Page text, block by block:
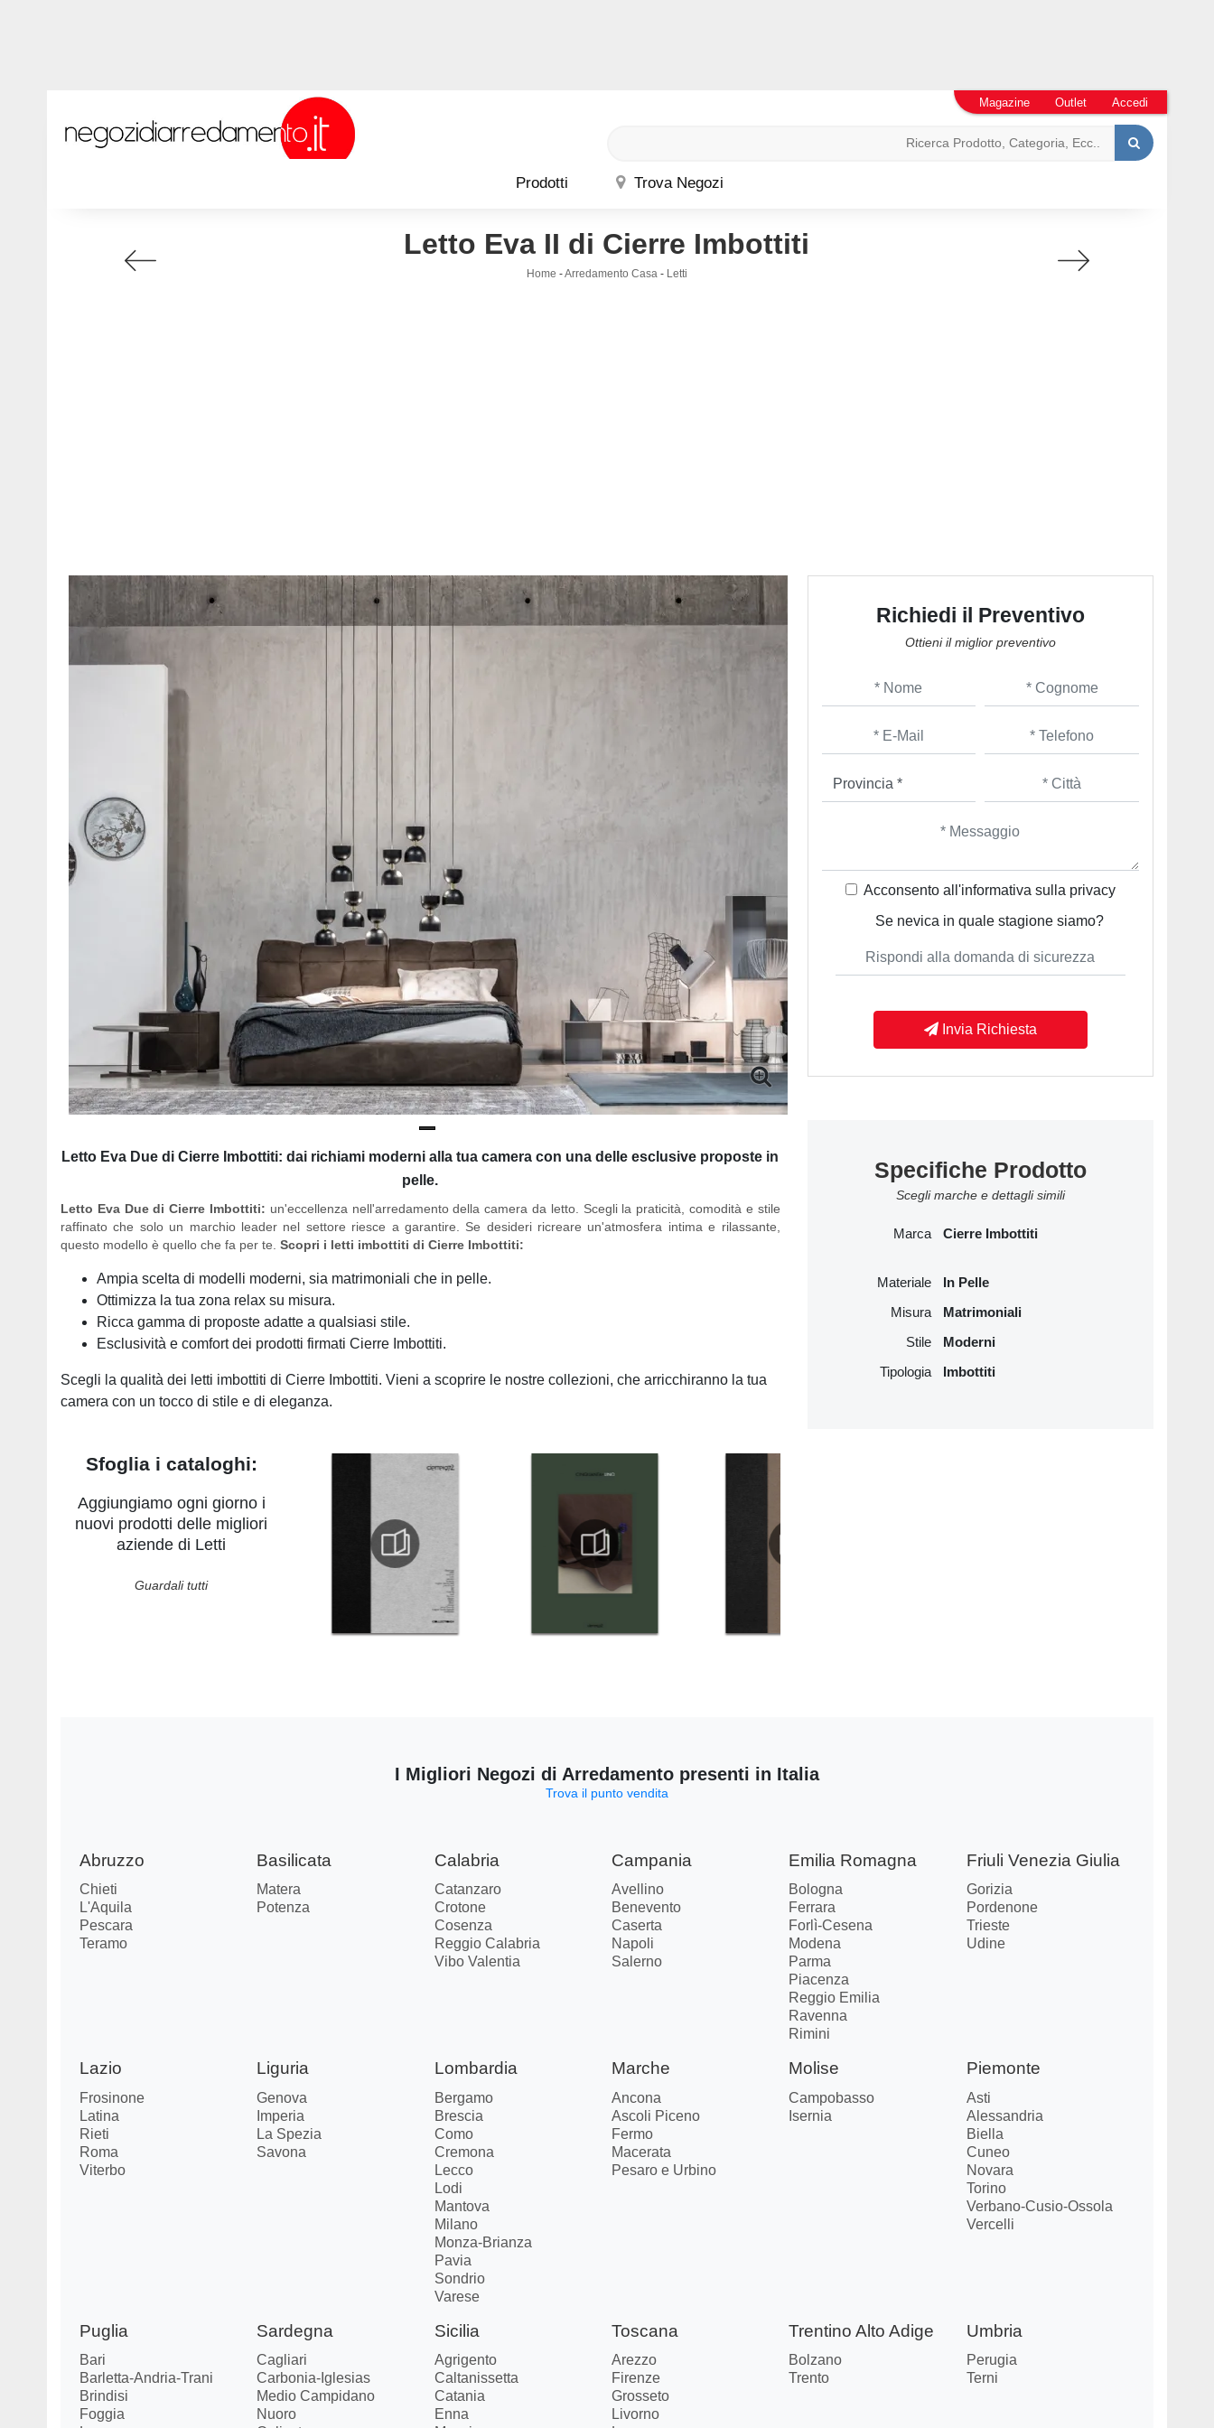
Prodotti Trova Negozi
Magazine Outlet Accedi
Letto Eva II di Cierre Imbottiti
Home -Arredamento Casa - Letti
Letto Eva Due di Cierre Imbottiti: dai richiami moderni alla tua camera con una delle esclusive proposte in
pelle.
Letto Eva Due di Cierre Imbottiti: un'eccellenza nell'arredamento della camera da letto. Scegli la praticità, comodità e stile
raffinato che solo un marchio leader nel settore riesce a garantire. Se desideri ricreare un'atmosfera intima e rilassante,
questo modello è quello che fa per te. Scopri i letti imbottiti di Cierre Imbottiti:
Ampia scelta di modelli moderni, sia matrimoniali che in pelle.
Ottimizza la tua zona relax su misura.
Ricca gamma di proposte adatte a qualsiasi stile.
Esclusività e comfort dei prodotti firmati Cierre Imbottiti.
Scegli la qualità dei letti imbottiti di Cierre Imbottiti. Vieni a scoprire le nostre collezioni, che arricchiranno la tua
camera con un tocco di stile e di eleganza.
Sfoglia i cataloghi:
Aggiungiamo ogni giorno i
nuovi prodotti delle migliori
aziende di Letti
Guardali tutti
Richiedi il Preventivo
Ottieni il miglior preventivo
Acconsento all'informativa sulla privacy
Se nevica in quale stagione siamo?
Invia Richiesta
Specifiche Prodotto
Scegli marche e dettagli simili
Marca Cierre Imbottiti
Materiale In Pelle
Misura Matrimoniali
Stile Moderni
Tipologia Imbottiti
I Migliori Negozi di Arredamento presenti in Italia
Trova il punto vendita
Abruzzo
Chieti
L'Aquila
Pescara
Teramo
Basilicata
Matera
Potenza
Calabria
Catanzaro
Crotone
Cosenza
Reggio Calabria
Vibo Valentia
Campania
Avellino
Benevento
Caserta
Napoli
Salerno
Emilia Romagna
Bologna
Ferrara
Forlì-Cesena
Modena
Parma
Piacenza
Reggio Emilia
Ravenna
Rimini
Friuli Venezia Giulia
Gorizia
Pordenone
Trieste
Udine
Lazio
Frosinone
Latina
Rieti
Roma
Viterbo
Liguria
Genova
Imperia
La Spezia
Savona
Lombardia
Bergamo
Brescia
Como
Cremona
Lecco
Lodi
Mantova
Milano
Monza-Brianza
Pavia
Sondrio
Varese
Marche
Ancona
Ascoli Piceno
Fermo
Macerata
Pesaro e Urbino
Molise
Campobasso
Isernia
Piemonte
Asti
Alessandria
Biella
Cuneo
Novara
Torino
Verbano-Cusio-Ossola
Vercelli
Puglia
Bari
Barletta-Andria-Trani
Brindisi
Foggia
Sardegna
Cagliari
Carbonia-Iglesias
Medio Campidano
Nuoro
Sicilia
Agrigento
Caltanissetta
Catania
Enna
Toscana
Arezzo
Firenze
Grosseto
Livorno
Trentino Alto Adige
Bolzano
Trento
Umbria
Perugia
Terni